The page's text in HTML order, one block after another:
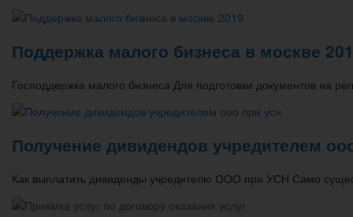
Поддержка малого бизнеса в москве
Господдержка малого бизнеса Для подготовки документов
Получение дивидендов учредителем
Как выплатить дивиденды учредителю ООО при УСН Само